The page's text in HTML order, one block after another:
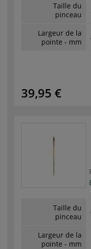
Taille du
pinceau
Largeur de la
pointe - mm
39,95 €
Taille du
pinceau
Largeur de la
pointe - mm